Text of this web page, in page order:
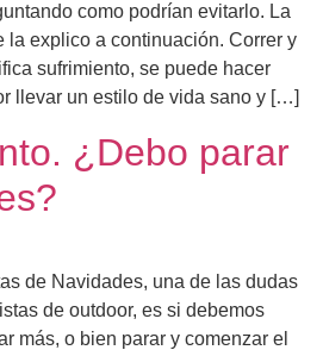
como podrían evitarlo. La
la explico a continuación. Correr y
sufrimiento, se puede hacer
llevar un estilo de vida sano y […]
¿Debo parar
de Navidades, una de las dudas
de outdoor, es si debemos
más, o bien parar y comenzar el